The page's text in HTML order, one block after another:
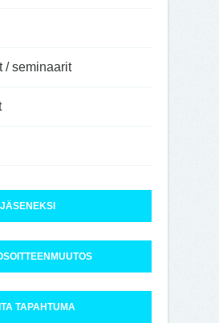
/ seminaarit
TAPAHTUMA